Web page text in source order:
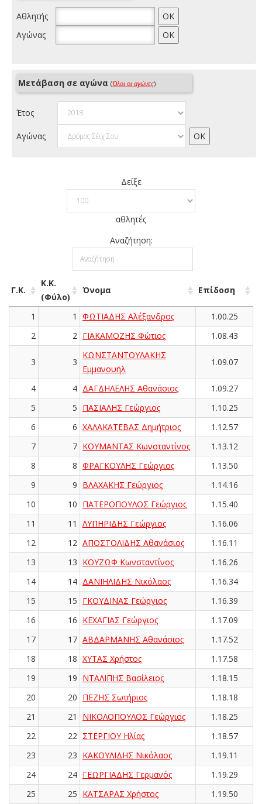
Αθλητής
Αγώνας
Μετάβαση σε αγώνα (Όλοι οι αγώνες)
Έτος
Αγώνας
Δείξε
αθλητές
Αναζήτηση:
Γ.Κ.
Κ.Κ.
(Φύλο)
Όνομα Επίδοση
1 1 ΦΩΤΙΑΔΗΣ Αλέξανδρος
1.00.25
2
2 ΓΙΑΚΑΜΟΖΗΣ Φώτιος 1.08.43
3 3
ΚΩΝΣΤΑΝΤΟΥΛΑΚΗΣ
Εμμανουήλ
1.09.07
4 4 ΔΑΓΔΗΛΕΛΗΣ Αθανάσιος
1.09.27
5
5 ΠΑΣΙΑΛΗΣ Γεώργιος
1.10.25
6
6 ΧΑΛΑΚΑΤΕΒΑΣ Δημήτριος
1.12.57
7
7 ΚΟΥΜΑΝΤΑΣ Κωνσταντίνος
1.13.12
8
8 ΦΡΑΓΚΟΥΛΗΣ Γεώργιος
1.13.50
9
9 ΒΛΑΧΑΚΗΣ Γεώργιος
1.14.16
10
10 ΠΑΤΕΡΟΠΟΥΛΟΣ Γεώργιος
1.15.40
11
11 ΛΥΠΗΡΙΔΗΣ Γεώργιος
1.16.06
12
12 ΑΠΟΣΤΟΛΙΔΗΣ Αθανάσιος
1.16.11
13
13 ΚΟΥΖΩΦ Κωνσταντίνος
1.16.26
14
14 ΔΑΝΙΗΛΙΔΗΣ Νικόλαος
1.16.34
15
15 ΓΚΟΥΔΙΝΑΣ Γεώργιος
1.16.39
16
16 ΚΕΧΑΓΙΑΣ Γεώργιος
1.17.09
17
17 ΑΒΔΑΡΜΑΝΗΣ Αθανάσιος
1.17.52
18
18 ΧΥΤΑΣ Χρήστος
1.17.58
19
19 ΝΤΑΛΙΠΗΣ Βασίλειος
1.18.15
20
20 ΠΕΖΗΣ Σωτήριος
1.18.18
21
21 ΝΙΚΟΛΟΠΟΥΛΟΣ Γεώργιος
1.18.25
22
22 ΣΤΕΡΓΙΟΥ Ηλίας
1.18.57
23
23 ΚΑΚΟΥΛΙΔΗΣ Νικόλαος
1.19.11
24
24 ΓΕΩΡΓΙΑΔΗΣ Γερμανός
1.19.29
25
25 ΚΑΤΣΑΡΑΣ Χρήστος
1.19.50